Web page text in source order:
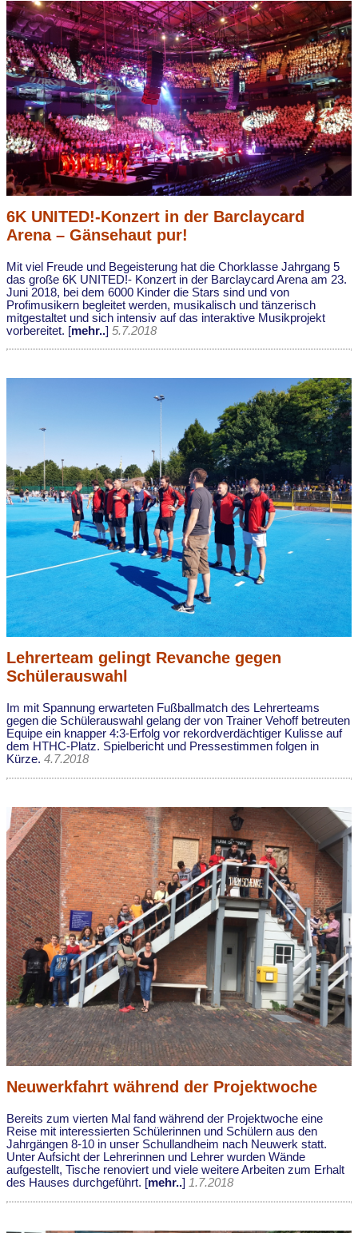
6K UNITED!-Konzert in der Barclaycard
Arena – Gänsehaut pur!
Mit viel Freude und Begeisterung hat die Chorklasse Jahrgang 5
das große 6K UNITED!- Konzert in der Barclaycard Arena am 23.
Juni 2018, bei dem 6000 Kinder die Stars sind und von
Profimusikern begleitet werden, musikalisch und tänzerisch
mitgestaltet und sich intensiv auf das interaktive Musikprojekt
vorbereitet. [mehr..] 5.7.2018
Lehrerteam gelingt Revanche gegen
Schülerauswahl
Im mit Spannung erwarteten Fußballmatch des Lehrerteams
gegen die Schülerauswahl gelang der von Trainer Vehoff betreuten
Equipe ein knapper 4:3-Erfolg vor rekordverdächtiger Kulisse auf
dem HTHC-Platz. Spielbericht und Pressestimmen folgen in
Kürze. 4.7.2018
Neuwerkfahrt während der Projektwoche
Bereits zum vierten Mal fand während der Projektwoche eine
Reise mit interessierten Schülerinnen und Schülern aus den
Jahrgängen 8-10 in unser Schullandheim nach Neuwerk statt.
Unter Aufsicht der Lehrerinnen und Lehrer wurden Wände
aufgestellt, Tische renoviert und viele weitere Arbeiten zum Erhalt
des Hauses durchgeführt. [mehr..] 1.7.2018